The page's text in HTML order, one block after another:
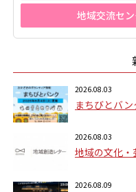
地域交流セ
2026.08.03
まちびとバ
2026.08.03
地域の文化
2026.08.09